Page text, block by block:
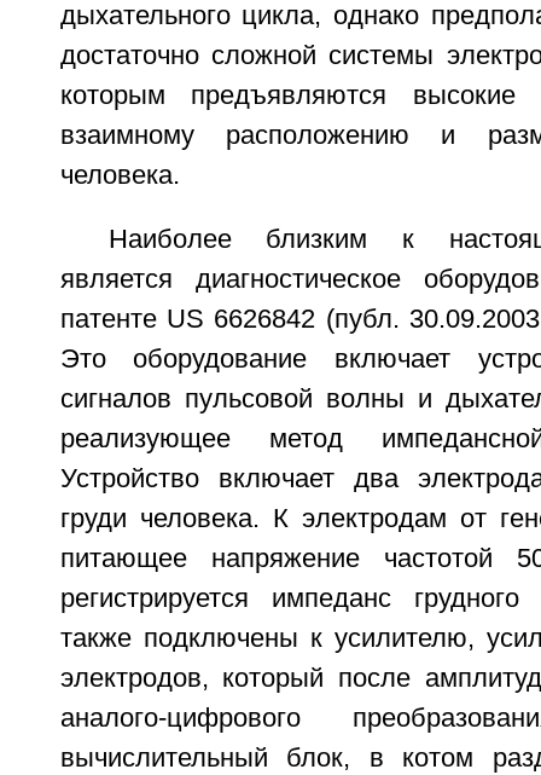
дыхательного цикла, однако
достаточно сложной системы
которым предъявляются
взаимному расположению и
человека.
Наиболее близким к
является диагностическое
патенте US 6626842 (публ.
Это оборудование включает
сигналов пульсовой волны и
реализующее метод
Устройство включает два
груди человека. К электродам от
питающее напряжение частотой
регистрируется импеданс
также подключены к усилителю,
электродов, который после
аналого-цифрового
вычислительный блок, в котом